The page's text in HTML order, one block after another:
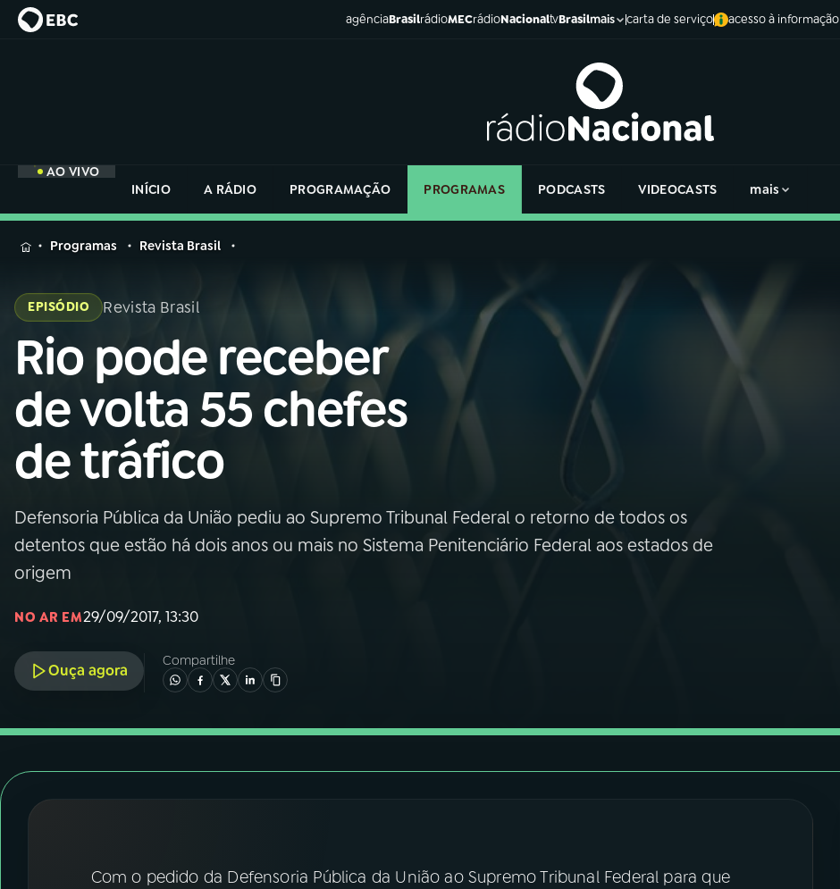
agênciaBrasilrádioMECrádioNacionaltvBrasilmais carta de serviço acesso à informação
AO VIVO
INÍCIO
A RÁDIO PROGRAMAÇÃO PROGRAMAS PODCASTS VIDEOCASTS mais
MENU
Buscar
na
Rádio
Nacional
AO VIVO
01 INÍCIO
A RÁDIO
03PROGRAMAÇÃO
04PROGRAMAS
PODCASTS
na
Rádio
Nacional
Programas Revista Brasil
EPISÓDIO Revista Brasil
Rio pode receber
de volta 55 chefes
de tráfico
Defensoria Pública da União pediu ao Supremo Tribunal Federal o retorno de todos os
detentos que estão há dois anos ou mais no Sistema Penitenciário Federal aos estados de
origem
NO AR EM29/09/2017, 13:30
Ouça agora
Compartilhe
Com o pedido da Defensoria Pública da União ao Supremo Tribunal Federal para que